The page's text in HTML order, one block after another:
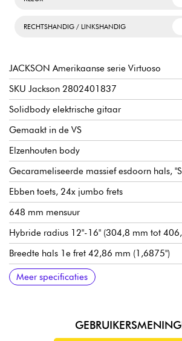
RECHTSHANDIG / LINKSHANDIG
JACKSON Amerikaanse serie Virtuoso
SKU Jackson 2802401837
Solidbody elektrische gitaar
Gemaakt in de VS
Elzenhouten body
Gecarameliseerde massief esdoorn hals,
Ebben toets, 24x jumbo frets
648 mm mensuur
Hybride radius 12"-16" (304,8 mm tot
Breedte hals 1e fret 42,86 mm (1,6875")
Seymour Duncan JB TB-4 humbucker-
(keramische magneten)
Seymour Duncan '59 SH-1N humbucker-
(Alnico 5 magneten)
Hals pickups
Algemeen volume
Algemene toon
5x positie pickupschakelaar
Floyd Rose 1500 Series dubbel
(verzonken gemonteerd)
Floyd Rose FR3 snaarvergrendeling kam
Gotoh MG-T locking mechanieken
Satijnen afwerking body
Satijnen hals
Wordt verkocht met Jackson Foam Core
Meer specificaties